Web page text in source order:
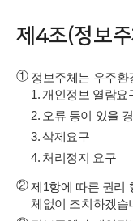
제4조(정보
① 정보주체는 우주환
1. 개인정보 열람요
2. 오류 등이 있을
3.삭제요구
4. 처리정지 요구
②제1항에 따른 권리
체없이 조치하겠습